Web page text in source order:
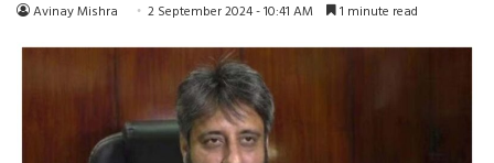
Avinay Mishra 2 September 2024 - 10:41 AM 1 minute read